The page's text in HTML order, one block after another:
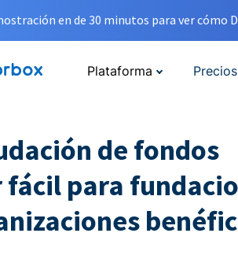
en de 30 minutos para ver
Plataforma Precios
de fondos
fácil para